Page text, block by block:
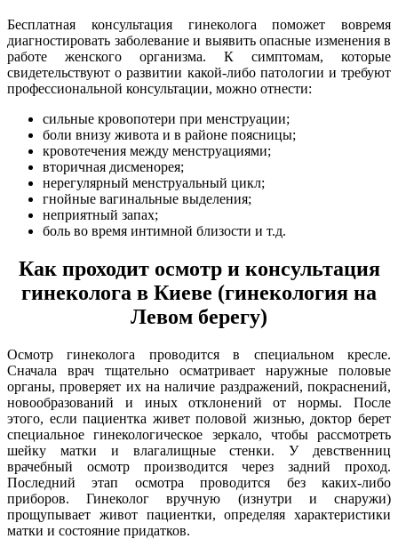
Бесплатная консультация гинеколога поможет вовремя
диагностировать заболевание и выявить опасные изменения в
работе женского организма. К симптомам, которые
свидетельствуют о развитии какой-либо патологии и требуют
профессиональной консультации, можно отнести:
сильные кровопотери при менструации;
боли внизу живота и в районе поясницы;
кровотечения между менструациями;
вторичная дисменорея;
нерегулярный менструальный цикл;
гнойные вагинальные выделения;
неприятный запах;
боль во время интимной близости и т.д.
Как проходит осмотр и консультация
гинеколога в Киеве (гинекология на
Левом берегу)
Осмотр гинеколога проводится в специальном кресле.
Сначала врач тщательно осматривает наружные половые
органы, проверяет их на наличие раздражений, покраснений,
новообразований и иных отклонений от нормы. После
этого, если пациентка живет половой жизнью, доктор берет
специальное гинекологическое зеркало, чтобы рассмотреть
шейку матки и влагалищные стенки. У девственниц
врачебный осмотр производится через задний проход.
Последний этап осмотра проводится без каких-либо
приборов. Гинеколог вручную (изнутри и снаружи)
прощупывает живот пациентки, определяя характеристики
матки и состояние придатков.